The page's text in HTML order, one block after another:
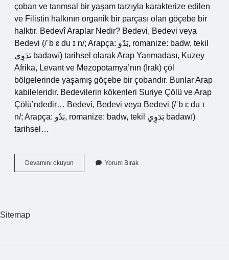
çoban ve tarımsal bir yaşam tarzıyla karakterize edilen
ve Filistin halkının organik bir parçası olan göçebe bir
halktır. Bedevî Araplar Nedir? Bedevi, Bedevi veya
Bedevi (/ˈb ɛ du ɪ n/; Arapça: بَدْو, romanize: badw, tekil
بَدَوِي badawī) tarihsel olarak Arap Yarımadası, Kuzey
Afrika, Levant ve Mezopotamya’nın (Irak) çöl
bölgelerinde yaşamış göçebe bir çobandır. Bunlar Arap
kabileleridir. Bedevilerin kökenleri Suriye Çölü ve Arap
Çölü’ndedir… Bedevi, Bedevi veya Bedevi (/ˈb ɛ du ɪ
n/; Arapça: بَدْو, romanize: badw, tekil بَدَوِي badawī)
tarihsel…
Devamını okuyun
Araplar
Yorum Bırak
Sitemap